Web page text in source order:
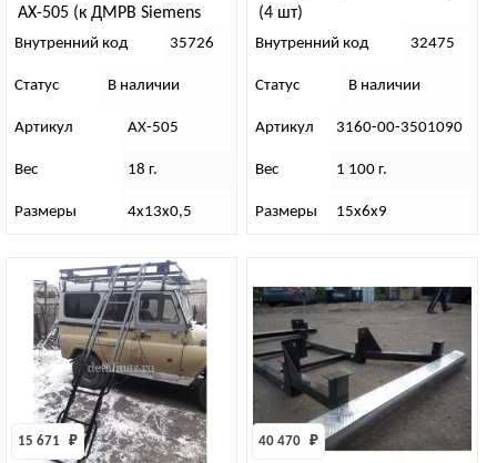
АХ-505 (к ДМРВ Siemens
20.3855)
Внутренний код 35726
Статус В наличии
Артикул АХ-505
Вес 18 г.
Размеры 4х13х0,5
(4 шт)
Внутренний код 32475
Статус В наличии
Артикул 3160-00-3501090
Вес 1 100 г.
Размеры 15х6х9
15 671 ₽ 40 470 ₽